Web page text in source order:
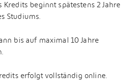
Kredits beginnt spätestens 2 Jahre
Studiums.
bis auf maximal 10 Jahre
erfolgt vollständig online.